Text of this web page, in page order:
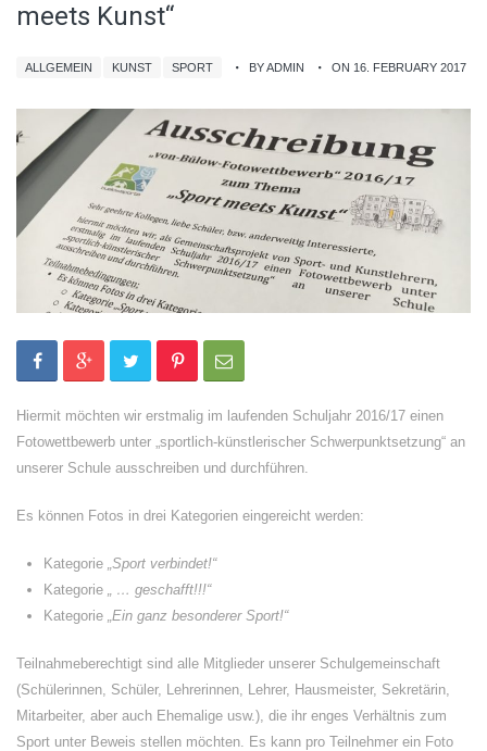
meets Kunst“
ALLGEMEIN KUNST SPORT BY ADMIN ON 16. FEBRUARY 2017
Hiermit möchten wir erstmalig im laufenden Schuljahr 2016/17 einen
Fotowettbewerb unter „sportlich-künstlerischer Schwerpunktsetzung“ an
unserer Schule ausschreiben und durchführen.
Es können Fotos in drei Kategorien eingereicht werden:
Kategorie „Sport verbindet!“
Kategorie „ … geschafft!!!“
Kategorie „Ein ganz besonderer Sport!“
Teilnahmeberechtigt sind alle Mitglieder unserer Schulgemeinschaft
(Schülerinnen, Schüler, Lehrerinnen, Lehrer, Hausmeister, Sekretärin,
Mitarbeiter, aber auch Ehemalige usw.), die ihr enges Verhältnis zum
Sport unter Beweis stellen möchten. Es kann pro Teilnehmer ein Foto